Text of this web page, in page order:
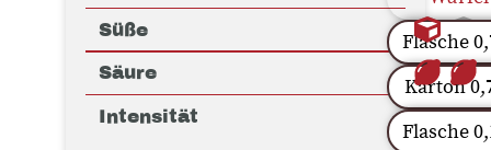
Süße
Säure
Intensität
Flasche
Karton
Flasche